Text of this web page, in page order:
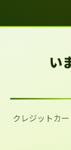
い
クレジットカ